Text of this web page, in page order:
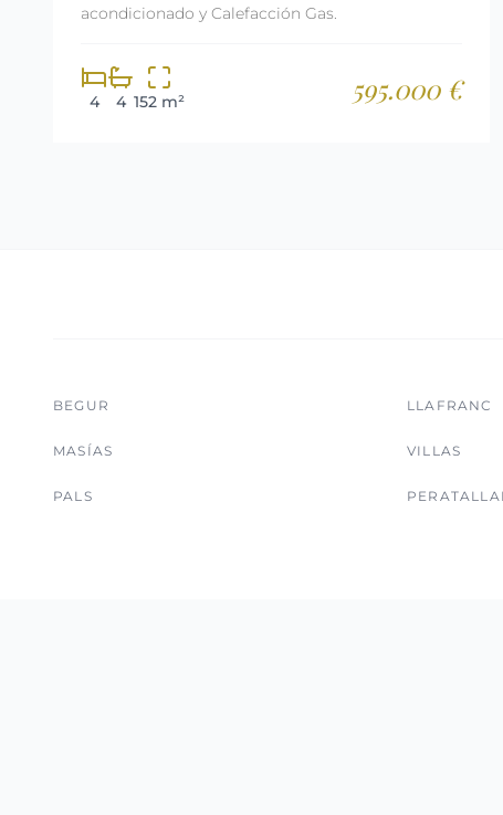
acondicionado y Calefacción Gas.
4 4 152 m² 595.000 €
BEGUR LLAFRANC
MASÍAS VILLAS
PALS